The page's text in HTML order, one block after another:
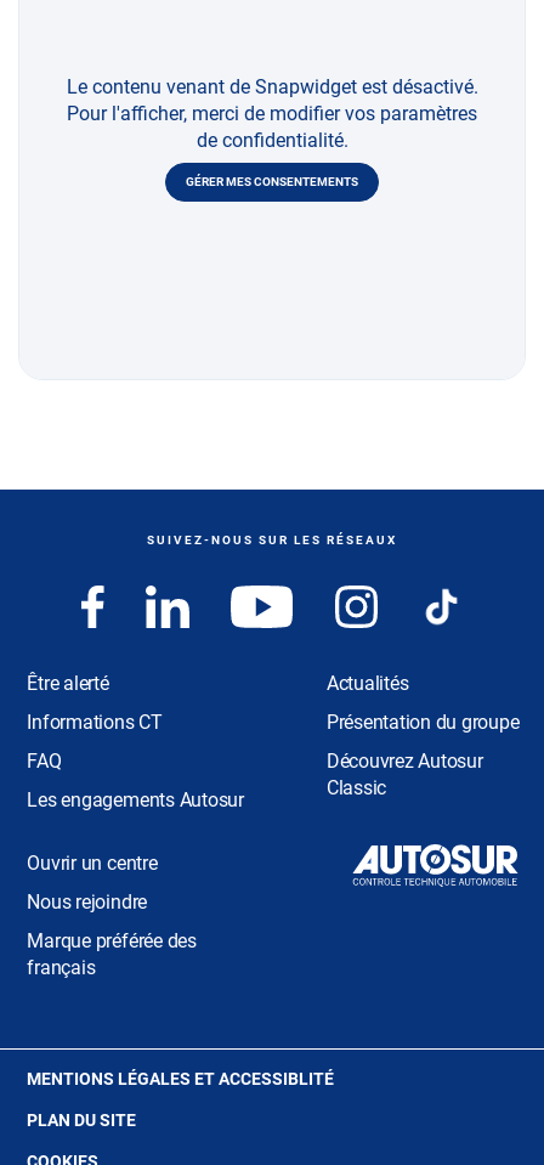
Le contenu venant de Snapwidget est désactivé.
Pour l'afficher, merci de modifier vos paramètres
de confidentialité.
GÉRER MES CONSENTEMENTS
SUIVEZ-NOUS SUR LES RÉSEAUX
Être alerté
Informations CT
FAQ
Les engagements Autosur
Actualités
Présentation du groupe
Découvrez Autosur
Classic
Ouvrir un centre
Nous rejoindre
Marque préférée des
français
MENTIONS LÉGALES ET ACCESSIBLITÉ(OUVRE
PLAN DU SITE